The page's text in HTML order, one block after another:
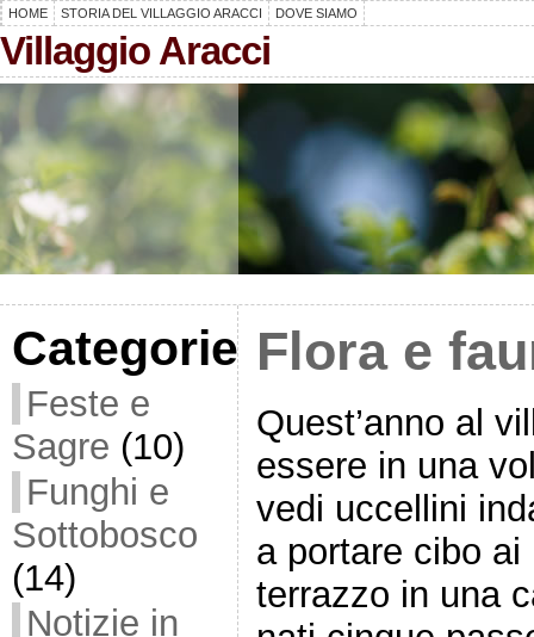
HOME STORIA DEL VILLAGGIO ARACCI DOVE SIAMO
Villaggio Aracci
Categorie
Feste e
Sagre (10)
Funghi e
Sottobosco
(14)
Notizie in
Flora e
Quest’anno al
essere in una
vedi uccellini
a portare cibo
terrazzo in una